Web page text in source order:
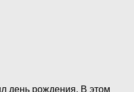
день рождения. В этом